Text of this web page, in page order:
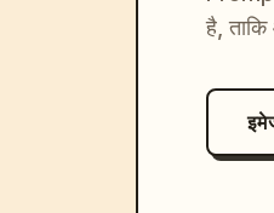
है,